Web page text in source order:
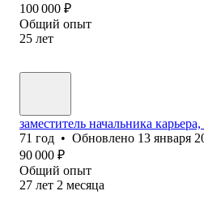
100 000 ₽
Общий опыт
25 лет
заместитель начальника
71 год • Обновлено 13 января
90 000 ₽
Общий опыт
27 лет 2 месяца